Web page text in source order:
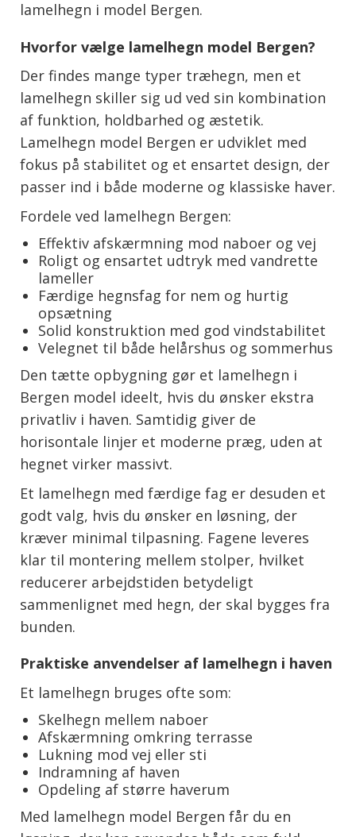
lamelhegn i model Bergen.
Hvorfor vælge lamelhegn model Bergen?
Der findes mange typer træhegn, men et
lamelhegn skiller sig ud ved sin kombination
af funktion, holdbarhed og æstetik.
Lamelhegn model Bergen er udviklet med
fokus på stabilitet og et ensartet design, der
passer ind i både moderne og klassiske haver.
Fordele ved lamelhegn Bergen:
Effektiv afskærmning mod naboer og vej
Roligt og ensartet udtryk med vandrette
lameller
Færdige hegnsfag for nem og hurtig
opsætning
Solid konstruktion med god vindstabilitet
Velegnet til både helårshus og sommerhus
Den tætte opbygning gør et lamelhegn i
Bergen model ideelt, hvis du ønsker ekstra
privatliv i haven. Samtidig giver de
horisontale linjer et moderne præg, uden at
hegnet virker massivt.
Et lamelhegn med færdige fag er desuden et
godt valg, hvis du ønsker en løsning, der
kræver minimal tilpasning. Fagene leveres
klar til montering mellem stolper, hvilket
reducerer arbejdstiden betydeligt
sammenlignet med hegn, der skal bygges fra
bunden.
Praktiske anvendelser af lamelhegn i haven
Et lamelhegn bruges ofte som:
Skelhegn mellem naboer
Afskærmning omkring terrasse
Lukning mod vej eller sti
Indramning af haven
Opdeling af større haverum
Med lamelhegn model Bergen får du en